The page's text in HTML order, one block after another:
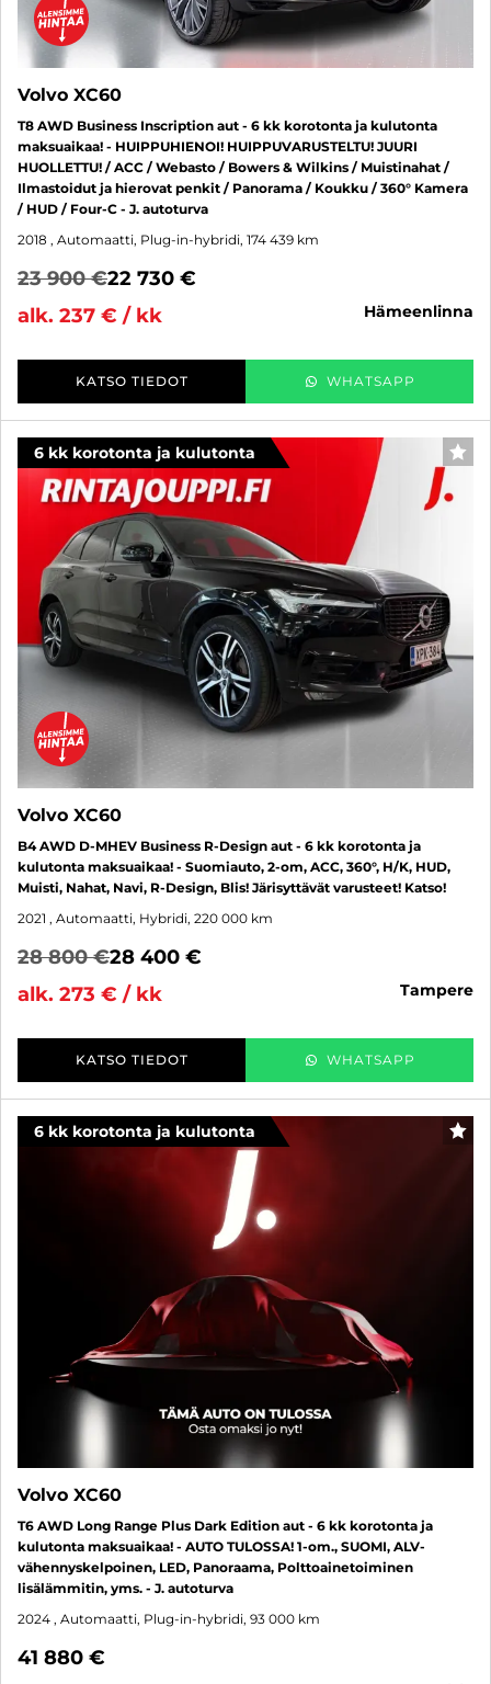
Volvo XC60
T8 AWD Business Inscription aut - 6 kk korotonta ja kulutonta
maksuaikaa! - HUIPPUHIENOI! HUIPPUVARUSTELTU! JUURI
HUOLLETTU! / ACC / Webasto / Bowers & Wilkins / Muistinahat /
Ilmastoidut ja hierovat penkit / Panorama / Koukku / 360° Kamera
/ HUD / Four-C - J. autoturva
2018 , Automaatti, Plug-in-hybridi, 174 439 km
23 900 €22 730 €
alk. 237 € / kk
hämeenlinna
KATSO TIEDOT WHATSAPP
6 kk korotonta ja kulutonta
Volvo XC60
B4 AWD D-MHEV Business R-Design aut - 6 kk korotonta ja
kulutonta maksuaikaa! - Suomiauto, 2-om, ACC, 360°, H/K, HUD,
Muisti, Nahat, Navi, R-Design, Blis! Järisyttävät varusteet! Katso!
2021 , Automaatti, Hybridi, 220 000 km
28 800 €28 400 €
alk. 273 € / kk
tampere
KATSO TIEDOT WHATSAPP
6 kk korotonta ja kulutonta
Volvo XC60
T6 AWD Long Range Plus Dark Edition aut - 6 kk korotonta ja
kulutonta maksuaikaa! - AUTO TULOSSA! 1-om., SUOMI, ALV-
vähennyskelpoinen, LED, Panoraama, Polttoainetoiminen
lisälämmitin, yms. - J. autoturva
2024 , Automaatti, Plug-in-hybridi, 93 000 km
41 880 €